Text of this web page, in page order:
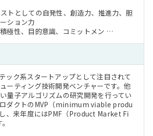
トとしての自発性、創造力、推進力、胆
ション力
極性、目的意識、コミットメン …
ック系スタートアップとして注目されて
ーティング技術開発ベンチャーです。他
量子アルゴリズムの研究開発を行ってい
ダクトのMVP（minimum viable produ
、来年度にはPMF（Product Market Fi